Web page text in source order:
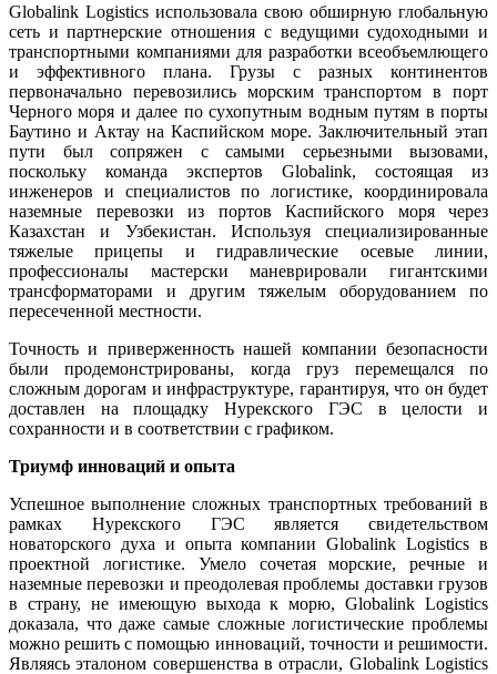
Globalink Logistics использовала свою обширную глобальную
сеть и партнерские отношения с ведущими судоходными и
транспортными компаниями для разработки всеобъемлющего
и эффективного плана. Грузы с разных континентов
первоначально перевозились морским транспортом в порт
Черного моря и далее по сухопутным водным путям в порты
Баутино и Актау на Каспийском море. Заключительный этап
пути был сопряжен с самыми серьезными вызовами,
поскольку команда экспертов Globalink, состоящая из
инженеров и специалистов по логистике, координировала
наземные перевозки из портов Каспийского моря через
Казахстан и Узбекистан. Используя специализированные
тяжелые прицепы и гидравлические осевые линии,
профессионалы мастерски маневрировали гигантскими
трансформаторами и другим тяжелым оборудованием по
пересеченной местности.
Точность и приверженность нашей компании безопасности
были продемонстрированы, когда груз перемещался по
сложным дорогам и инфраструктуре, гарантируя, что он будет
доставлен на площадку Нурекского ГЭС в целости и
сохранности и в соответствии с графиком.
Триумф инноваций и опыта
Успешное выполнение сложных транспортных требований в
рамках Нурекского ГЭС является свидетельством
новаторского духа и опыта компании Globalink Logistics в
проектной логистике. Умело сочетая морские, речные и
наземные перевозки и преодолевая проблемы доставки грузов
в страну, не имеющую выхода к морю, Globalink Logistics
доказала, что даже самые сложные логистические проблемы
можно решить с помощью инноваций, точности и решимости.
Являясь эталоном совершенства в отрасли, Globalink Logistics